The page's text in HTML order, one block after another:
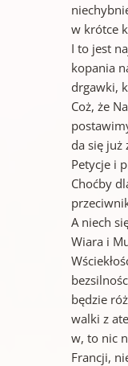
w krótce
I to jest
kopania
drgawki,
Coż, że
da się już
Petycje i
Choćby
A niech
Wiara i
będzie
walki z
w, to nic
Francji,